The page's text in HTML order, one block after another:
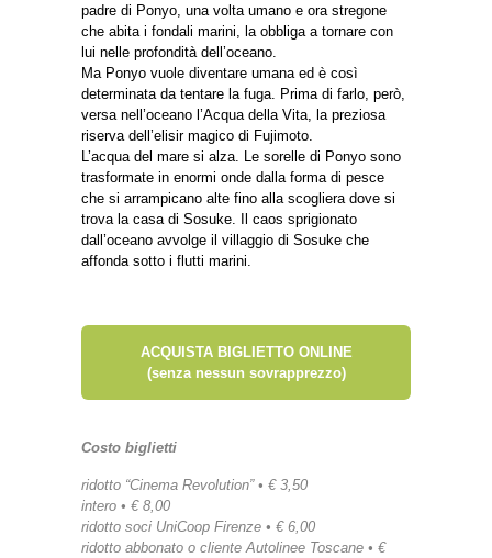
padre di Ponyo, una volta umano e ora stregone
che abita i fondali marini, la obbliga a tornare con
lui nelle profondità dell’oceano.
Ma Ponyo vuole diventare umana ed è così
determinata da tentare la fuga. Prima di farlo, però,
versa nell’oceano l’Acqua della Vita, la preziosa
riserva dell’elisir magico di Fujimoto.
L’acqua del mare si alza. Le sorelle di Ponyo sono
trasformate in enormi onde dalla forma di pesce
che si arrampicano alte fino alla scogliera dove si
trova la casa di Sosuke. Il caos sprigionato
dall’oceano avvolge il villaggio di Sosuke che
affonda sotto i flutti marini.
ACQUISTA BIGLIETTO ONLINE
(senza nessun sovrapprezzo)
Costo biglietti
ridotto “Cinema Revolution” • € 3,50
intero • € 8,00
ridotto soci UniCoop Firenze • € 6,00
ridotto abbonato o cliente Autolinee Toscane • €